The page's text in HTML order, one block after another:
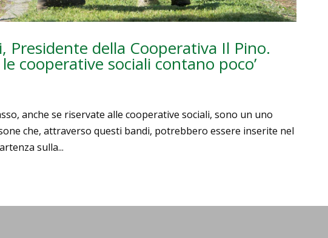
della Cooperativa Il Pino.
cooperative sociali contano poco’
anche se riservate alle cooperative sociali, sono un uno
che, attraverso questi bandi, potrebbero essere inserite nel
sulla...